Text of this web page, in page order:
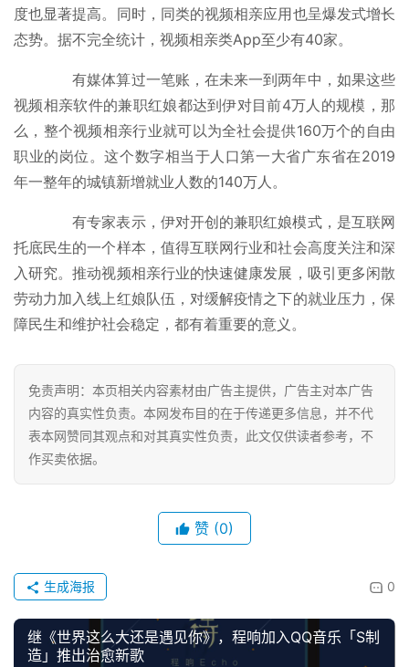
讯
于
我
们
联
们
度也显著提高。同时，同类的视频相亲应用也呈爆发式增长
态势。据不完全统计，视频相亲类App至少有40家。
有媒体算过一笔账，在未来一到两年中，如果这些
视频相亲软件的兼职红娘都达到伊对目前4万人的规模，那
么，整个视频相亲行业就可以为全社会提供160万个的自由
职业的岗位。这个数字相当于人口第一大省广东省在2019
年一整年的城镇新增就业人数的140万人。
有专家表示，伊对开创的兼职红娘模式，是互联网
托底民生的一个样本，值得互联网行业和社会高度关注和深
入研究。推动视频相亲行业的快速健康发展，吸引更多闲散
劳动力加入线上红娘队伍，对缓解疫情之下的就业压力，保
障民生和维护社会稳定，都有着重要的意义。
免责声明：本页相关内容素材由广告主提供，广告主对本广告
内容的真实性负责。本网发布目的在于传递更多信息，并不代
表本网赞同其观点和对其真实性负责，此文仅供读者参考，不
作买卖依据。
赞 (0)
0
生成海报
继《世界这么大还是遇见你》，程响加入QQ音乐「S制
造」推出治愈新歌